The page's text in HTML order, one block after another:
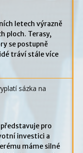
letech výrazně
ploch. Terasy,
se postupně
tráví stále více
sázka na
pro
investici a
máme silné